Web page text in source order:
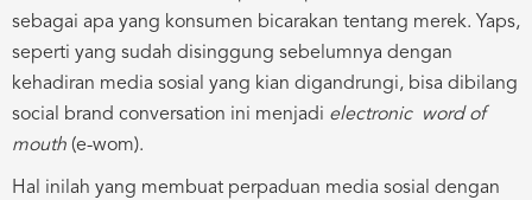
sebagai apa yang konsumen bicarakan tentang merek. Yaps,
seperti yang sudah disinggung sebelumnya dengan
kehadiran media sosial yang kian digandrungi, bisa dibilang
social brand conversation ini menjadi electronic word of
mouth (e-wom).
Hal inilah yang membuat perpaduan media sosial dengan